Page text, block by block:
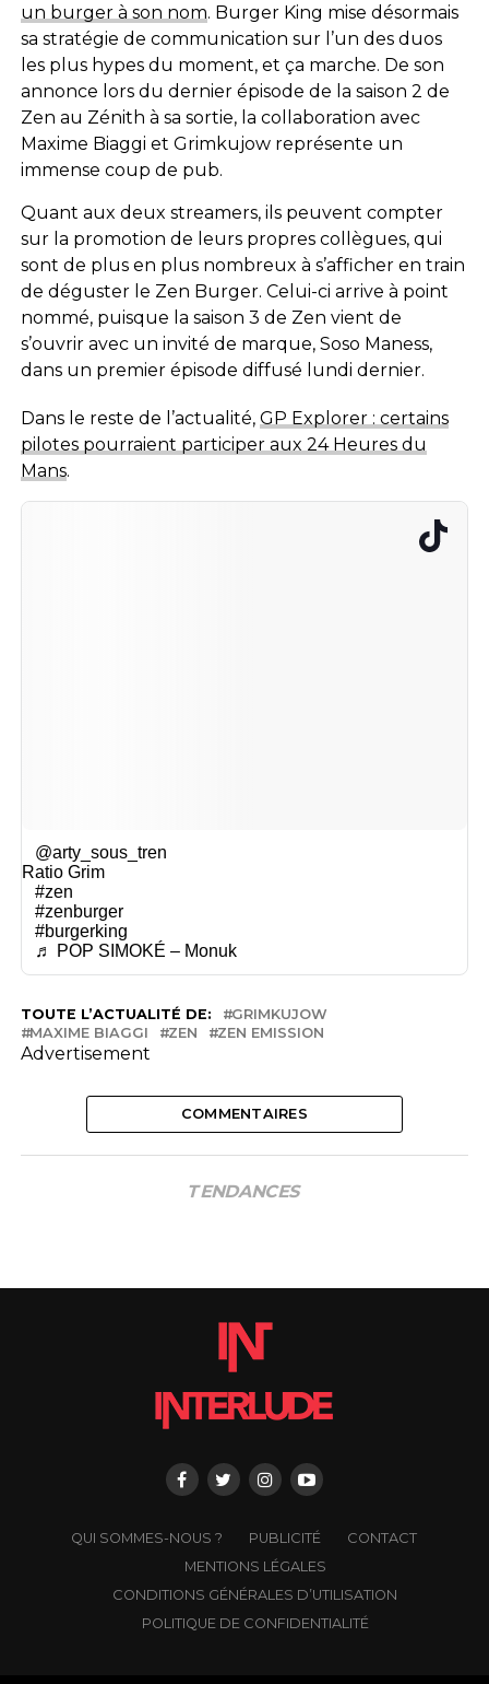
un burger à son nom. Burger King mise désormais
sa stratégie de communication sur l’un des duos
les plus hypes du moment, et ça marche. De son
annonce lors du dernier épisode de la saison 2 de
Zen au Zénith à sa sortie, la collaboration avec
Maxime Biaggi et Grimkujow représente un
immense coup de pub.
Quant aux deux streamers, ils peuvent compter
sur la promotion de leurs propres collègues, qui
sont de plus en plus nombreux à s’afficher en train
de déguster le Zen Burger. Celui-ci arrive à point
nommé, puisque la saison 3 de Zen vient de
s’ouvrir avec un invité de marque, Soso Maness,
dans un premier épisode diffusé lundi dernier.
Dans le reste de l’actualité, GP Explorer : certains
pilotes pourraient participer aux 24 Heures du
Mans.
@arty_sous_tren
Ratio Grim
#zen
#zenburger
#burgerking
♬ POP SIMOKÉ – Monuk
TOUTE L’ACTUALITÉ DE:
GRIMKUJOW
MAXIME BIAGGI
ZEN ZEN EMISSION
Advertisement
COMMENTAIRES
TENDANCES
QUI SOMMES-NOUS ? PUBLICITÉ
CONTACT
MENTIONS LÉGALES
CONDITIONS GÉNÉRALES D’UTILISATION
POLITIQUE DE CONFIDENTIALITÉ